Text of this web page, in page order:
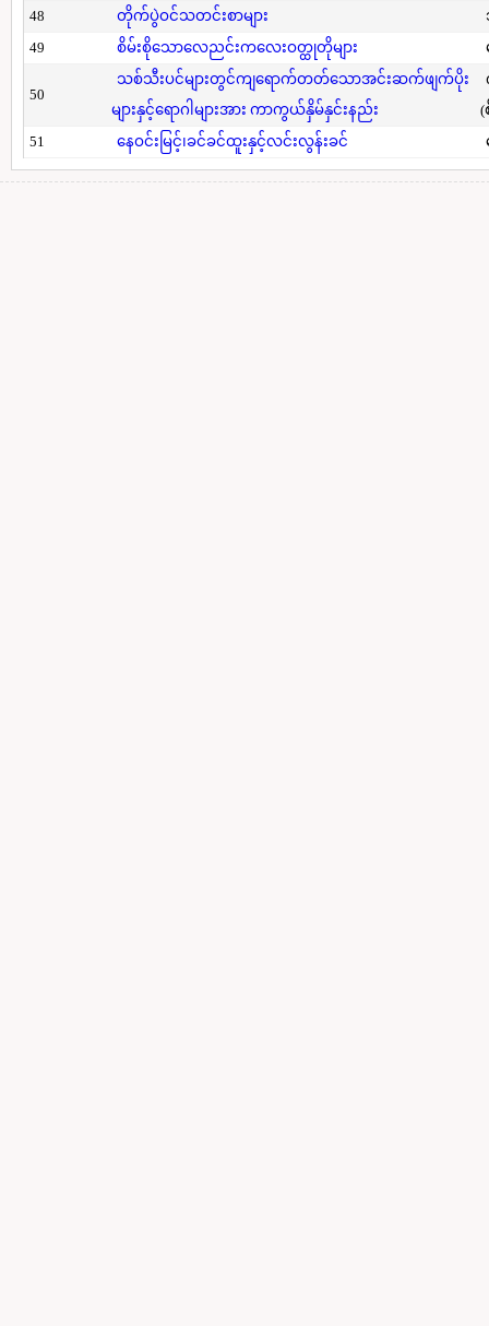
48 တိုက်ပွဲဝင်သတင်းစာများ
49
စိမ်းစိုသောလေညင်းကလေးဝတ္ထုတိုများ
50
သစ်သီးပင်များတွင်ကျရောက်တတ်သောအင်းဆက်ဖျက်ပိုး
များနှင့်ရောဂါများအား ကာကွယ်နှိမ်နှင်းနည်း
(
51
နေဝင်းမြင့်၊ခင်ခင်ထူးနှင့်လင်းလွန်းခင်